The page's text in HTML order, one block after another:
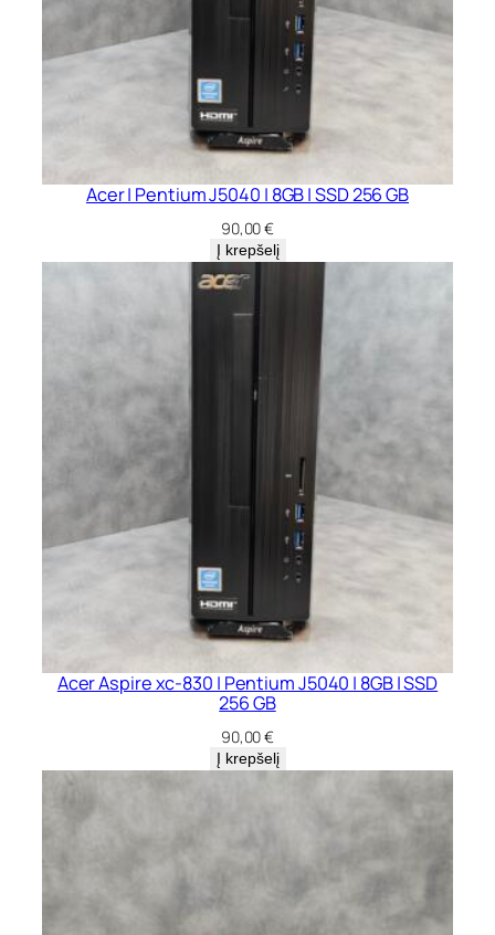
Acer | Pentium J5040 | 8GB | SSD 256 GB
90,00€
Į krepšelį
Acer Aspire xc-830 | Pentium J5040 | 8GB | SSD
256 GB
90,00€
Į krepšelį